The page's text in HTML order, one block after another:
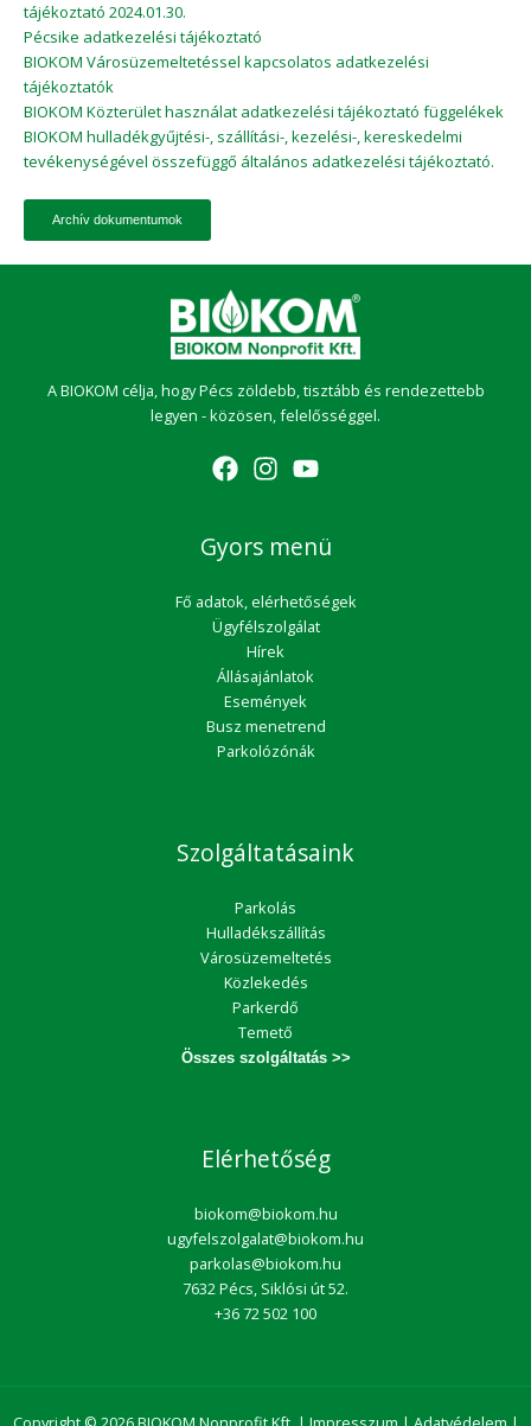
tájékoztató 2024.01.30.
Pécsike adatkezelési tájékoztató
BIOKOM Városüzemeltetéssel kapcsolatos adatkezelési
tájékoztatók
BIOKOM Közterület használat adatkezelési tájékoztató függelékek
BIOKOM hulladékgyűjtési-, szállítási-, kezelési-, kereskedelmi
tevékenységével összefüggő általános adatkezelési tájékoztató.
Archív dokumentumok
A BIOKOM célja, hogy Pécs zöldebb, tisztább és rendezettebb
legyen - közösen, felelősséggel.
Gyors menü
Fő adatok, elérhetőségek
Ügyfélszolgálat
Hírek
Állásajánlatok
Események
Busz menetrend
Parkolózónák
Szolgáltatásaink
Parkolás
Hulladékszállítás
Városüzemeltetés
Közlekedés
Parkerdő
Temető
Összes szolgáltatás >>
Elérhetőség
biokom@biokom.hu
ugyfelszolgalat@biokom.hu
parkolas@biokom.hu
7632 Pécs, Siklósi út 52.
+36 72 502 100